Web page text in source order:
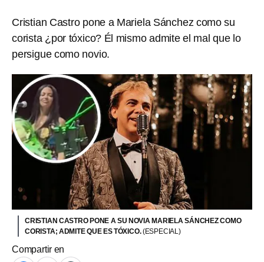
Cristian Castro pone a Mariela Sánchez como su
corista ¿por tóxico? Él mismo admite el mal que lo
persigue como novio.
CRISTIAN CASTRO PONE A SU NOVIA MARIELA SÁNCHEZ COMO
CORISTA; ADMITE QUE ES TÓXICO.(ESPECIAL)
Compartir en